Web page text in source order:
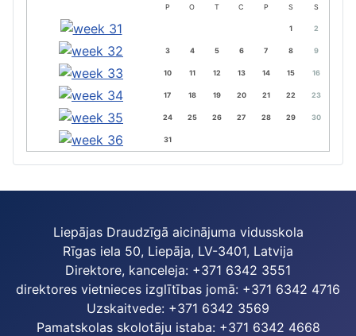
P O T C P S S
1 2
3 4 5 6 7 8 9
10 11 12 13 14 15 16
17 18 19 20 21 22 23
24 25 26 27 28 29 30
31
Liepājas Draudzīgā aicinājuma vidusskola
Rīgas iela 50, Liepāja, LV-3401, Latvija
Direktore, kanceleja: +371 6342 3551
direktores vietnieces izglītības jomā: +371 6342 4716
Uzskaitvede: +371 6342 3569
Pamatskolas skolotāju istaba: +371 6342 4668